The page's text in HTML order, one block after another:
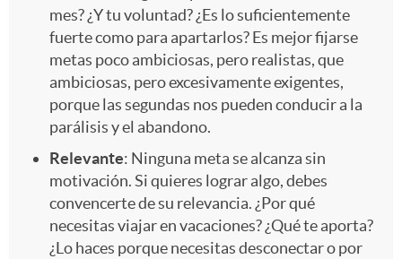
mes? ¿Y tu voluntad? ¿Es lo suficientemente
fuerte como para apartarlos? Es mejor fijarse
metas poco ambiciosas, pero realistas, que
ambiciosas, pero excesivamente exigentes,
porque las segundas nos pueden conducir a la
parálisis y el abandono.
Relevante: Ninguna meta se alcanza sin
motivación. Si quieres lograr algo, debes
convencerte de su relevancia. ¿Por qué
necesitas viajar en vacaciones? ¿Qué te aporta?
¿Lo haces porque necesitas desconectar o por